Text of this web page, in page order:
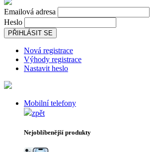
Emailová adresa
Heslo
PŘIHLÁSIT SE
Nová registrace
Výhody registrace
Nastavit heslo
Mobilní telefony
zpět
Nejoblíbenější produkty